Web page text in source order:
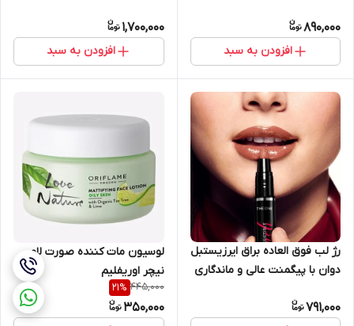
890,000
افزودن به سبد
33490
1,700,000
افزودن به سبد
رژ لب فوق العاده براق ایرزیستبل
دوان با پیگمنت عالی و ماندگاری
791,000
لوسیون مات کننده صورت لاو
نیچر اوریفلیم
445,000
21%
350,000